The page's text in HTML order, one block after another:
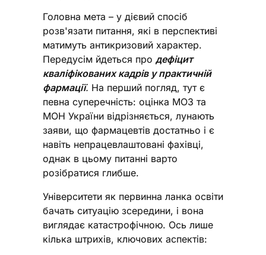
Головна мета – у дієвий спосіб
розв'язати питання, які в перспективі
матимуть антикризовий характер.
Передусім йдеться про дефіцит
кваліфікованих кадрів у практичній
фармації. На перший погляд, тут є
певна суперечність: оцінка МОЗ та
МОН України відрізняється, лунають
заяви, що фармацевтів достатньо і є
навіть непрацевлаштовані фахівці,
однак в цьому питанні варто
розібратися глибше.
Університети як первинна ланка освіти
бачать ситуацію зсередини, і вона
виглядає катастрофічною. Ось лише
кілька штрихів, ключових аспектів: